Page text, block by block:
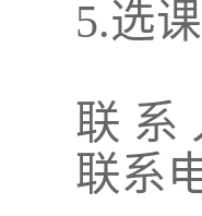
5.选
联 系
联系